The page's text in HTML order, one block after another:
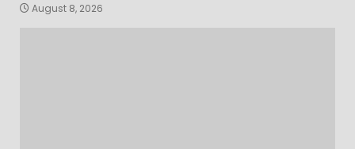
August 8, 2026